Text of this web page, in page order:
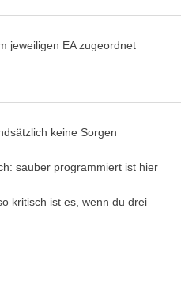
jeweiligen EA zugeordnet
keine Sorgen
sauber programmiert ist hier
kritisch ist es, wenn du drei